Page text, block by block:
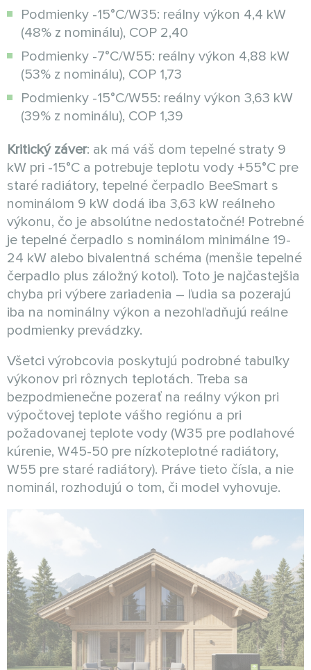
Podmienky -15°C/W35: reálny výkon 4,4 kW
(48% z nominálu), COP 2,40
Podmienky -7°C/W55: reálny výkon 4,88 kW
(53% z nominálu), COP 1,73
Podmienky -15°C/W55: reálny výkon 3,63 kW
(39% z nominálu), COP 1,39
Kritický záver: ak má váš dom tepelné straty 9
kW pri -15°C a potrebuje teplotu vody +55°C pre
staré radiátory, tepelné čerpadlo BeeSmart s
nominálom 9 kW dodá iba 3,63 kW reálneho
výkonu, čo je absolútne nedostatočné! Potrebné
je tepelné čerpadlo s nominálom minimálne 19-
24 kW alebo bivalentná schéma (menšie tepelné
čerpadlo plus záložný kotol). Toto je najčastejšia
chyba pri výbere zariadenia – ľudia sa pozerajú
iba na nominálny výkon a nezohľadňujú reálne
podmienky prevádzky.
Všetci výrobcovia poskytujú podrobné tabuľky
výkonov pri rôznych teplotách. Treba sa
bezpodmienečne pozerať na reálny výkon pri
výpočtovej teplote vášho regiónu a pri
požadovanej teplote vody (W35 pre podlahové
kúrenie, W45-50 pre nízkoteplotné radiátory,
W55 pre staré radiátory). Práve tieto čísla, a nie
nominál, rozhodujú o tom, či model vyhovuje.